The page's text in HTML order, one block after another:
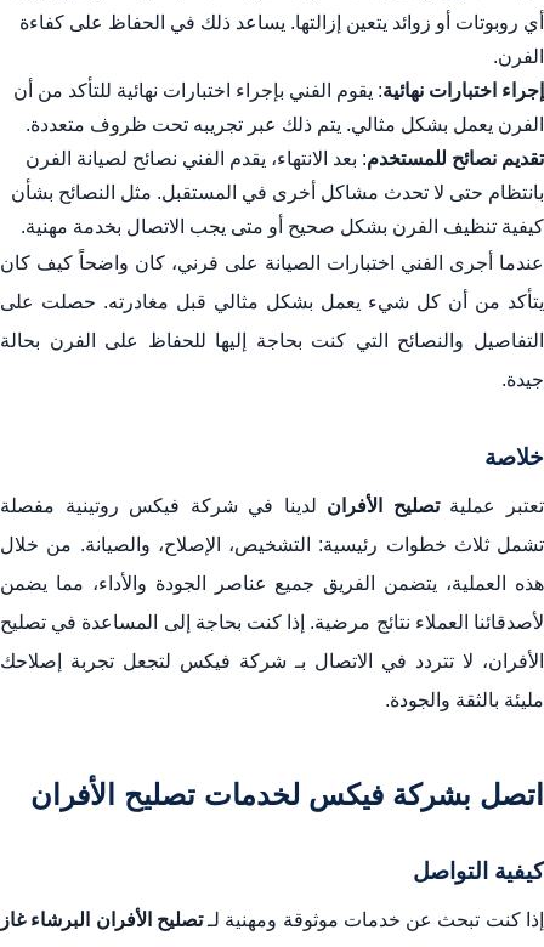
أي روبوتات أو زوائد يتعين إزالتها. يساعد ذلك في الحفاظ على كفاءة
الفرن.
إجراء اختبارات نهائية: يقوم الفني بإجراء اختبارات نهائية للتأكد من أن
الفرن يعمل بشكل مثالي. يتم ذلك عبر تجريبه تحت ظروف متعددة.
تقديم نصائح للمستخدم: بعد الانتهاء، يقدم الفني نصائح لصيانة الفرن
بانتظام حتى لا تحدث مشاكل أخرى في المستقبل. مثل النصائح بشأن
كيفية تنظيف الفرن بشكل صحيح أو متى يجب الاتصال بخدمة مهنية.
عندما أجرى الفني اختبارات الصيانة على فرني، كان واضحاً كيف كان
يتأكد من أن كل شيء يعمل بشكل مثالي قبل مغادرته. حصلت على
التفاصيل والنصائح التي كنت بحاجة إليها للحفاظ على الفرن بحالة
جيدة.
خلاصة
تعتبر عمليةتصليح الأفران لدينا في شركة فيكس روتينية مفصلة
تشمل ثلاث خطوات رئيسية: التشخيص، الإصلاح، والصيانة. من خلال
هذه العملية، يتضمن الفريق جميع عناصر الجودة والأداء، مما يضمن
لأصدقائنا العملاء نتائج مرضية. إذا كنت بحاجة إلى المساعدة في تصليح
الأفران، لا تتردد في الاتصال بـ شركة فيكس لتجعل تجربة إصلاحك
مليئة بالثقة والجودة.
اتصل بشركة فيكس لخدمات تصليح الأفران
كيفية التواصل
إذا كنت تبحث عن خدمات موثوقة ومهنية لـتصليح الأفران البرشاء غاز